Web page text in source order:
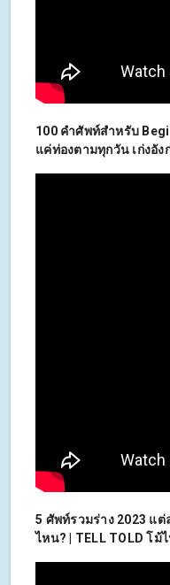
100 คำศัพท์สำหรับ
แค่ท่องตามทุกวัน เก่งอั
5 ศัพท์รวมร่าง 2023 แ
ไหน? | TELL TOLD โม้ไ